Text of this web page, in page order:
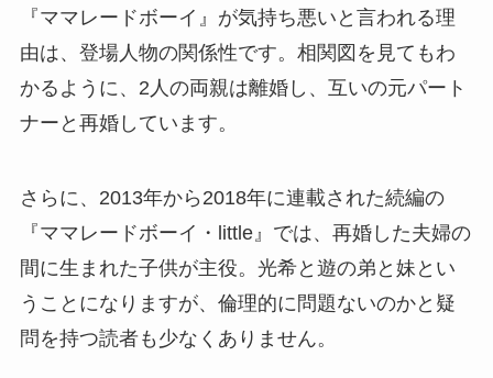
『ママレードボーイ』が気持ち悪いと言われる理
由は、登場人物の関係性です。相関図を見てもわ
かるように、2人の両親は離婚し、互いの元パート
ナーと再婚しています。
さらに、2013年から2018年に連載された続編の
『ママレードボーイ・little』では、再婚した夫婦の
間に生まれた子供が主役。光希と遊の弟と妹とい
うことになりますが、倫理的に問題ないのかと疑
問を持つ読者も少なくありません。